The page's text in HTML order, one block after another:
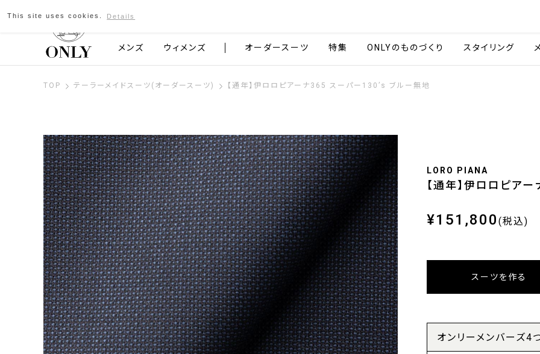
京都発のスーツブランド ONLY
メンズ ウィメンズ オーダースーツ 特集 ONLYのものづくり スタイリング
TOP テーラーメイドスーツ(オーダースーツ) 【通年】伊ロロピアーナ365 スーパー130’s ブルー無地
LORO PIANA
【通年】伊ロロピア
¥151,800 (税込)
スーツを作る
オンリーメンバーズ4
This site uses cookies. Details